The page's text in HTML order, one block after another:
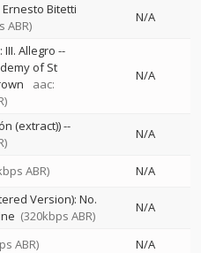
Ernesto Bitetti
ABR)
N/A
III. Allegro --
of St
aac:
N/A
(extract))--
N/A
ABR)
N/A
Version): No.
(320kbps ABR)
N/A
ABR)
N/A